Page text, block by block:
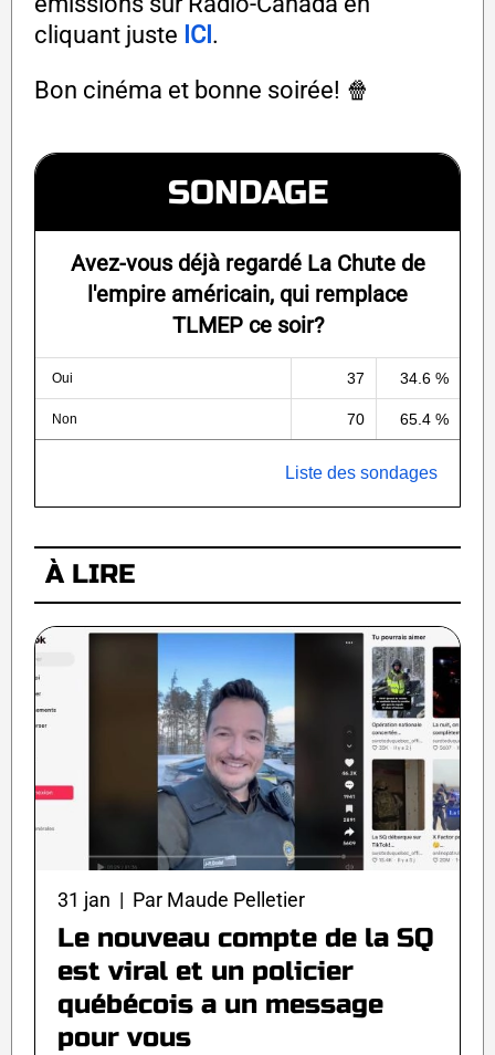
cliquant juste ICI .
Bon cinéma et bonne soirée! 🍿
SONDAGE
Avez-vous déjà regardé La Chute de
l'empire américain, qui remplace
TLMEP ce soir?
Oui 37 34.6 %
Non 70 65.4 %
Liste des sondages
À LIRE
31 jan | Par Maude Pelletier
Le nouveau compte de la SQ
est viral et un policier
québécois a un message
pour vous